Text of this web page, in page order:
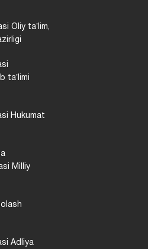
Oliy taʼlim,
taʼlimi
Hukumat
Milliy
Adliya